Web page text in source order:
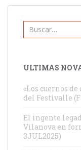
ENTRADAS
Buscar:
ÚLTIMAS
«Los cuernos
del Festivalle
El ingente
Vilanova en
3JUL2025)